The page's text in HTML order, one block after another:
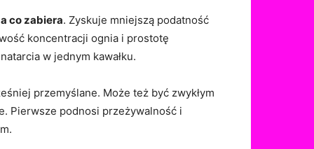
co zabiera. Zyskuje mniejszą podatność
koncentracji ognia i prostotę
w jednym kawałku.
przemyślane. Może też być zwykłym
Pierwsze podnosi przeżywalność i